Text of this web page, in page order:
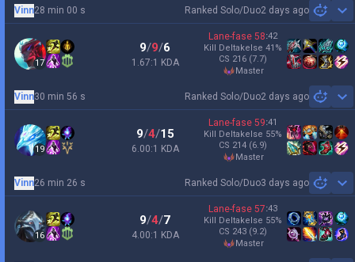
Ranked Solo/Duo2 days ago
Vinn28 min 00 s
17
9/9/6
1.67:1 KDA
Lane-fase 58:42
Kill Deltakelse 41 %
CS 216 (7.7)
master
Ranked Solo/Duo2 days ago
Vinn30 min 56 s
19
9/4/15
6.00:1 KDA
Lane-fase 59:41
Kill Deltakelse 55%
CS 214 (6.9)
master
Ranked Solo/Duo3 days ago
Vinn26 min 26 s
16
9/4/7
4.00:1 KDA
Lane-fase 57:43
Kill Deltakelse 55%
CS 243 (9.2)
master